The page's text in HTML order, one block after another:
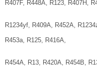
R407F, R448A, R123, R407H,
R1234yf, R409A, R452A,
R453a, R125, R416A,
R454A, R13, R420A, R454B,